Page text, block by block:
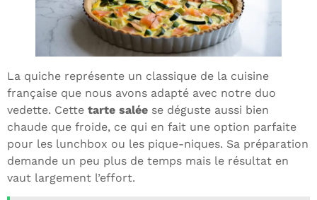
La quiche représente un classique de la cuisine
française que nous avons adapté avec notre duo
vedette. Cette tarte salée se déguste aussi bien
chaude que froide, ce qui en fait une option parfaite
pour les lunchbox ou les pique-niques. Sa préparation
demande un peu plus de temps mais le résultat en
vaut largement l’effort.